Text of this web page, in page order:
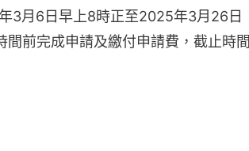
3月6日早上8時正至2025年3月26日
前完成申請及繳付申請費，截止時間